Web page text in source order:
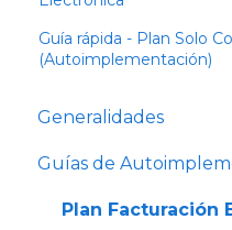
Guía rápida - Plan Solo
(Autoimplementación)
Generalidades
Guías de
Plan Facturación